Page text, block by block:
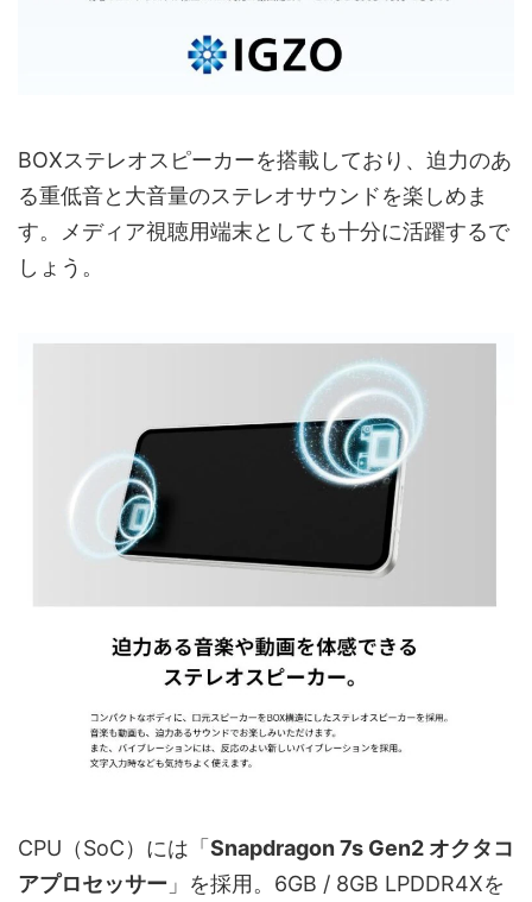
BOXステレオスピーカーを搭載しており、迫力のあ
る重低音と大音量のステレオサウンドを楽しめま
す。メディア視聴用端末としても十分に活躍するで
しょう。
CPU（SoC）には「 Snapdragon 7s Gen2 オクタコ
アプロセッサー 」を採用。6GB / 8GB LPDDR4Xを